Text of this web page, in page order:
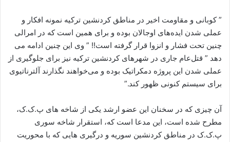
” کوبانی و مقاومت اخیر در مناطق کردنشین ترکیه نمونه افکار و
عملی شدن ایدەهای اوجالان بوده و برای همین است که در امرالی
چنین تحت فشار و انزوا قرار گرفته است!! ” وی این چنین ادامه می
دهد ” قتل‌عام جاری در شهرهای کردنشین ترکیه نیز برای جلوگیری از
عملی شدن این پروژه دمکراتیک بوده و می‌خواهند نگذارند آلترناتیوی
برای سیستم کنونی ظهور کند.”
آن چیزی که در سخنان این عضو ارشد یکی از شاخه های پ.ک.ک،
مطرح شده است، این مدعا است که، استقرار شاخه سوری
پ.ک.ک در مناطق کردنشین سوریه و درگیری هایی که با محوریت